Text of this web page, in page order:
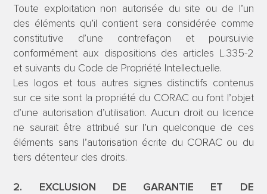
Toute exploitation non autorisée du site ou de l’un
des éléments qu’il contient sera considérée comme
constitutive d’une contrefaçon et poursuivie
conformément aux dispositions des articles L.335-2
et suivants du Code de Propriété Intellectuelle.
Les logos et tous autres signes distinctifs contenus
sur ce site sont la propriété du CORAC ou font l’objet
d’une autorisation d’utilisation. Aucun droit ou licence
ne saurait être attribué sur l’un quelconque de ces
éléments sans l’autorisation écrite du CORAC ou du
tiers détenteur des droits.
2. EXCLUSION DE GARANTIE ET DE